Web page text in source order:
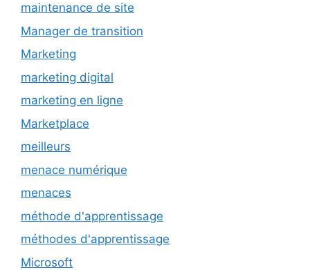
maintenance de site
Manager de transition
Marketing
marketing digital
marketing en ligne
Marketplace
meilleurs
menace numérique
menaces
méthode d'apprentissage
méthodes d'apprentissage
Microsoft